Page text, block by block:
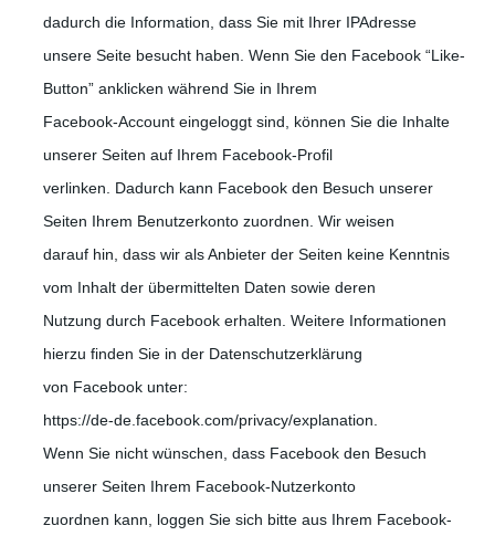
dadurch die Information, dass Sie mit Ihrer IPAdresse
unsere Seite besucht haben. Wenn Sie den Facebook “Like-
Button” anklicken während Sie in Ihrem
Facebook-Account eingeloggt sind, können Sie die Inhalte
unserer Seiten auf Ihrem Facebook-Profil
verlinken. Dadurch kann Facebook den Besuch unserer
Seiten Ihrem Benutzerkonto zuordnen. Wir weisen
darauf hin, dass wir als Anbieter der Seiten keine Kenntnis
vom Inhalt der übermittelten Daten sowie deren
Nutzung durch Facebook erhalten. Weitere Informationen
hierzu finden Sie in der Datenschutzerklärung
von Facebook unter:
https://de-de.facebook.com/privacy/explanation.
Wenn Sie nicht wünschen, dass Facebook den Besuch
unserer Seiten Ihrem Facebook-Nutzerkonto
zuordnen kann, loggen Sie sich bitte aus Ihrem Facebook-